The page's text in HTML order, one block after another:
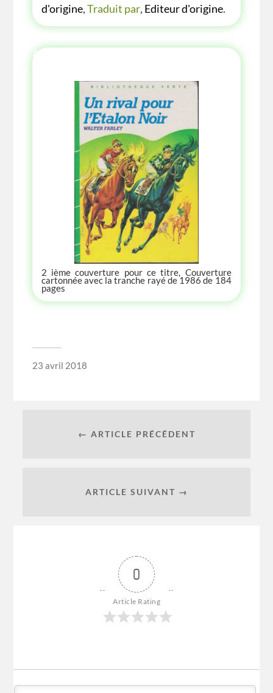
d'origine,Traduit par, Editeur d'origine.
AUTRE ANNÉE AUTRE COUVERTURE
2 ième couverture pour ce titre, Couverture
cartonnée avec la tranche rayé de 1986 de 184
pages
23 avril 2018
← ARTICLE PRÉCÉDENT
ARTICLE SUIVANT →
0
Article Rating